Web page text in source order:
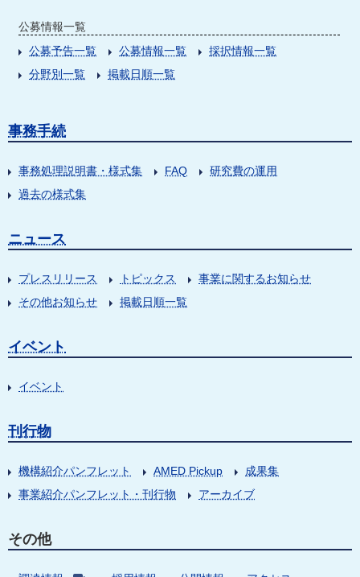
公募情報一覧
公募予告一覧
公募情報一覧
採択情報一覧
分野別一覧
掲載日順一覧
事務手続
事務処理説明書・様式集 FAQ
研究費の運用
過去の様式集
ニュース
プレスリリース トピックス
事業に関するお知らせ
その他お知らせ
掲載日順一覧
イベント
イベント
刊行物
機構紹介パンフレット AMED Pickup
成果集
事業紹介パンフレット・刊行物
アーカイブ
その他